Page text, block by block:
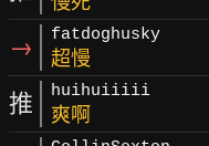
→ fatdoghusky
超慢
推 huihuiiiii
爽啊